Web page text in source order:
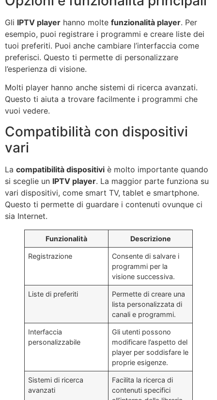
Gli IPTV player hanno molte funzionalità player. Per
esempio, puoi registrare i programmi e creare liste dei
tuoi preferiti. Puoi anche cambiare l’interfaccia come
preferisci. Questo ti permette di personalizzare
l’esperienza di visione.
Molti player hanno anche sistemi di ricerca avanzati.
Questo ti aiuta a trovare facilmente i programmi che
vuoi vedere.
Compatibilità con dispositivi
vari
La compatibilità dispositivi è molto importante quando
si sceglie un IPTV player. La maggior parte funziona su
vari dispositivi, come smart TV, tablet e smartphone.
Questo ti permette di guardare i contenuti ovunque ci
sia Internet.
Funzionalità Descrizione
Registrazione
Consente di salvare i
programmi per la
visione successiva.
Liste di preferiti
Permette di creare una
lista personalizzata di
canali e programmi.
Interfaccia
personalizzabile
Gli utenti possono
modificare l’aspetto del
player per soddisfare le
proprie esigenze.
Sistemi di ricerca
avanzati
Facilita la ricerca di
contenuti specifici